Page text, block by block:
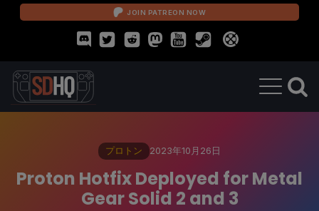
JOIN PATREON NOW
プロトン 2023年10月26日
Proton Hotfix Deployed for Metal
Gear Solid 2 and 3